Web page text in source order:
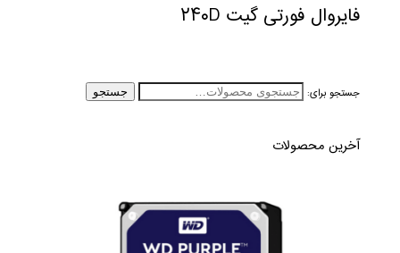
فایروال فورتی گیت ۲۴۰D
جستجو برای: جستجو
آخرین محصولات